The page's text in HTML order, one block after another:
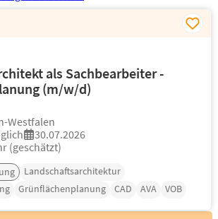
als Sachbearbeiter -
(m/w/d)
Westfalen
30.07.2026
(geschätzt)
Landschaftsarchitektur
Grünflächenplanung CAD AVA VOB